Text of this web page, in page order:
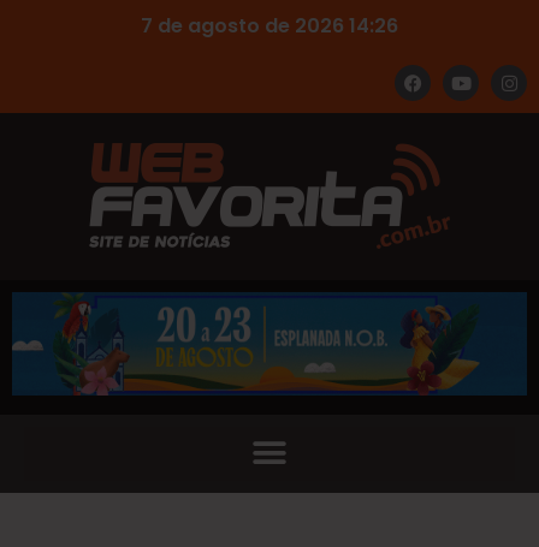
7 de agosto de 2026 14:26